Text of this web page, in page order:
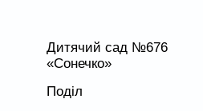
Дитячий сад №676
«Сонечко»
Поділ